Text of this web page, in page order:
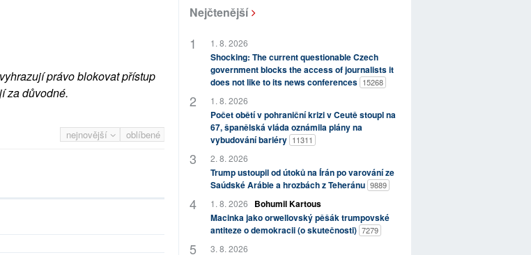
právo blokovat přístup
za důvodné.
nejnovější oblíbené
Nejčtenější
1. 8. 2026
Shocking: The current questionable Czech
government blocks the access of journalists it
does not like to its news conferences 15268
1. 8. 2026
Počet obětí v pohraniční krizi v Ceutě stoupl na
67, španělská vláda oznámila plány na
vybudování bariéry 11311
2. 8. 2026
Trump ustoupil od útoků na Írán po varování ze
Saúdské Arábie a hrozbách z Teheránu 9889
1. 8. 2026
Bohumil Kartous
Macinka jako orwellovský pěšák trumpovské
antiteze o demokracii (o skutečnosti) 7279
3. 8. 2026